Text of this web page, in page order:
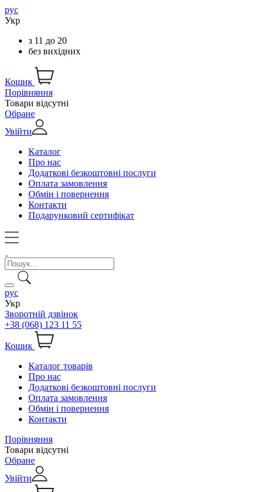
рус
Укр
з 11 до 20
без вихідних
Кошик
Порівняння
Товари відсутні
Обране
Увійти
Каталог
Про нас
Додаткові безкоштовні послуги
Оплата замовлення
Обмін і повернення
Контакти
Подарунковий сертифікат
рус
Укр
Зворотній дзвінок
+38 (068) 123 11 55
Кошик
Каталог товарів
Про нас
Додаткові безкоштовні послуги
Оплата замовлення
Обмін і повернення
Контакти
Порівняння
Товари відсутні
Обране
Увійти